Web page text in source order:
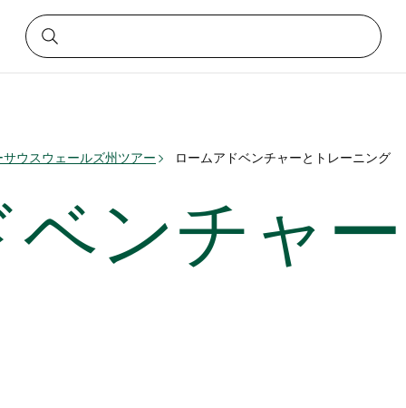
サウスウェールズ州ツアー ロームアドベンチャーとトレーニング
ベンチャ